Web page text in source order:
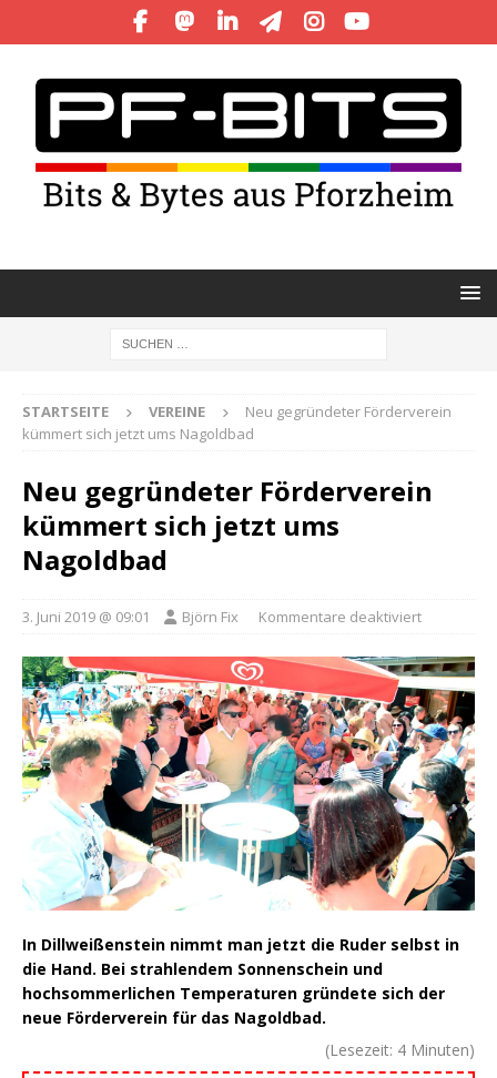
STARTSEITE VEREINE
Neu gegründeter Förderverein
kümmert sich jetzt ums Nagoldbad
Neu gegründeter Förderverein
kümmert sich jetzt ums
Nagoldbad
3. Juni 2019 @ 09:01 Björn Fix Kommentare deaktiviert
In Dillweißenstein nimmt man jetzt die Ruder selbst in
die Hand. Bei strahlendem Sonnenschein und
hochsommerlichen Temperaturen gründete sich der
neue Förderverein für das Nagoldbad.
(Lesezeit: 4 Minuten)